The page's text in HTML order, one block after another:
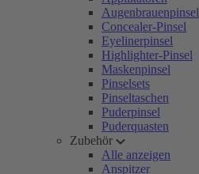
Augenbrauenpinsel
Concealer-Pinsel
Eyelinerpinsel
Highlighter-Pinsel
Maskenpinsel
Pinselsets
Pinseltaschen
Puderpinsel
Puderquasten
Zubehör
Alle anzeigen
Anspitzer